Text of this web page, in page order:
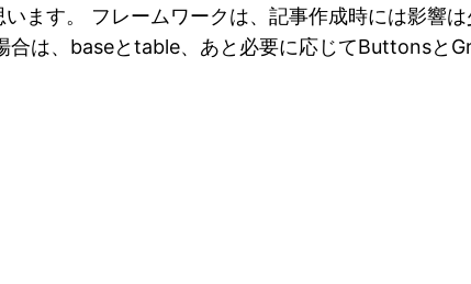
ます。 フレームワークは、記事作成時には影響
は、baseとtable、あと必要に応じてButtonsと